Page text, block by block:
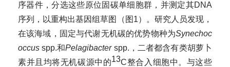
序器件，分选这些原位固碳单细胞群，并测定其DNA
序列，以重构出基因组草图（图1）。研究人员发现，
在该海域，固定与代谢无机碳的优势物种为Synechoc
occusspp.和Pelagibacterspp.， 二者都含有类胡萝卜
素并且均将无机碳源中的13C整合入细胞中。与这些